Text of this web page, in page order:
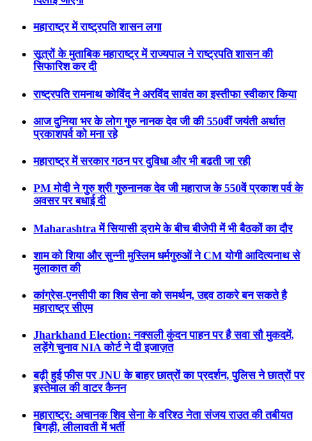
महाराष्ट्र में राष्ट्रपति शासन लगा
सूत्रों के मुताबिक महाराष्ट्र में राज्यपाल ने राष्ट्रपति शासन की
सिफारिश कर दी
राष्ट्रपति रामनाथ कोविंद ने अरविंद सावंत का इस्तीफा स्वीकार किया
आज दुनिया भर के लोग गुरु नानक देव जी की 550वीं जयंती अर्थात
प्रकाशपर्व को मना रहे
महाराष्ट्र में सरकार गठन पर दुविधा और भी बढती जा रही
PM मोदी ने गुरु श्री गुरुनानक देव जी महाराज के 550वें प्रकाश पर्व के
अवसर पर बधाई दी
Maharashtra में सियासी ड्रामे के बीच बीजेपी में भी बैठकों का दौर
शाम को शिया और सुन्नी मुस्लिम धर्मगुरुओं ने CM योगी आदित्यनाथ से
मुलाकात की
कांग्रेस-एनसीपी का शिव सेना को समर्थन, उद्दव ठाकरे बन सकते है
महाराष्ट्र सीएम
Jharkhand Election: नक्सली कुंदन पाहन पर है सवा सौ मुकदमें,
लड़ेंगे चुनाव NIA कोर्ट ने दी इजाज़त
बढ़ी हुई फीस पर JNU के बाहर छात्रों का प्रदर्शन, पुलिस ने छात्रों पर
इस्तेमाल की वाटर कैनन
महाराष्ट्र: अचानक शिव सेना के वरिश्ठ नेता संजय राउत की तबीयत
बिगड़ी, लीलावती में भर्ती